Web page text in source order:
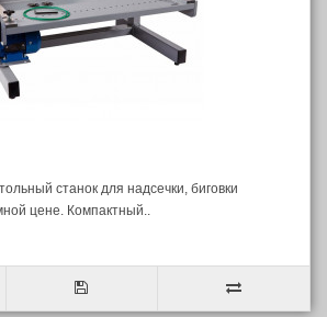
станок для надсечки, биговки
цене. Компактный..